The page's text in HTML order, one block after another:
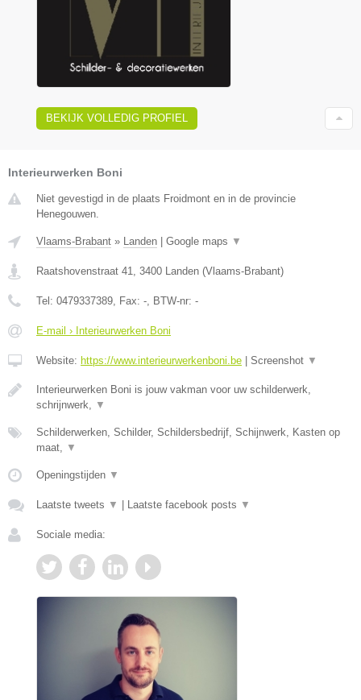
BEKIJK VOLLEDIG PROFIEL
Interieurwerken Boni
Niet gevestigd in de plaats Froidmont en in de provincie
Henegouwen.
Vlaams-Brabant » Landen Google maps ▼
Raatshovenstraat 41, 3400 Landen (Vlaams-Brabant)
Tel: 0479337389, Fax: -, BTW-nr: -
E-mail › Interieurwerken Boni
Website: https://www.interieurwerkenboni.be Screenshot ▼
Interieurwerken Boni is jouw vakman voor uw schilderwerk,
schrijnwerk, ▼
Schilderwerken, Schilder, Schildersbedrijf, Schijnwerk, Kasten op
maat, ▼
Openingstijden ▼
Laatste tweets ▼ Laatste facebook posts ▼
Sociale media: